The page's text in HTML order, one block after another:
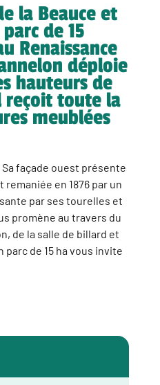
la Beauce et
de 15
Renaissance
déploie
hauteurs de
reçoit toute la
meublées
Sa façade ouest présente
en 1876 par un
par ses tourelles et
promène au travers du
de la salle de billard et
parc de 15 ha vous invite